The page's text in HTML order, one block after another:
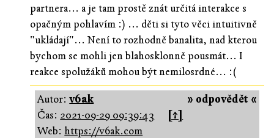
partnera... a je tam prostě znát určitá interakce s
opačným pohlavím :) ... děti si tyto věci intuitivně
"ukládají"... Není to rozhodně banalita, nad kterou
bychom se mohli jen blahosklonně pousmát... I
reakce spolužáků mohou být nemilosrdné... :(
» odpovědět «
Autor:v6ak
Čas: 2021-09-29 09:39:43
[↑]
Web:https://v6ak.com